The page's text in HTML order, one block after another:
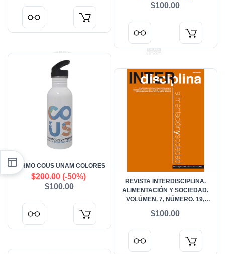
$100.00
TERMO COUS UNAM COLORES
$200.00(-50%)
$100.00
REVISTA INTERDISCIPLINA.
ALIMENTACIÓN Y SOCIEDAD.
VOLÚMEN. 7, NÚMERO. 19,
$100.00